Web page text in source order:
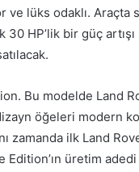
ve lüks odaklı.
30 HP’lik bir güç
Bu modelde Land
öğeleri modern
zamanda ilk Land
üretim